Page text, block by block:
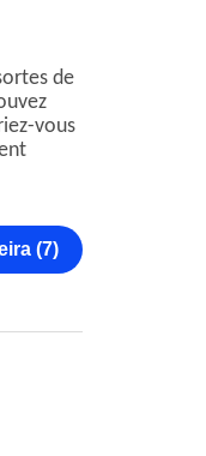
de
vous
(7)